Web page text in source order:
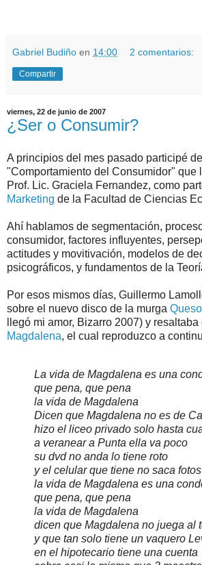
Gabriel Budiño en 14:00 2 comentarios:
Compartir
viernes, 22 de junio de 2007
¿Ser o Consumir?
A principios del mes pasado participé
"Comportamiento del Consumidor" que
Prof. Lic. Graciela Fernandez, como
Marketing de la Facultad de Ciencias
Ahí hablamos de segmentación,
consumidor, factores influyentes,
actitudes y movitivación, modelos de
psicográficos, y fundamentos de la
Por esos mismos días, Guillermo
sobre el nuevo disco de la murga
llegó mi amor, Bizarro 2007) y
Magdalena, el cual reproduzco a
La vida de Magdalena es una
que pena, que pena
la vida de Magdalena
Dicen que Magdalena no es de
hizo el liceo privado solo hasta
a veranear a Punta ella va poco
su dvd no anda lo tiene roto
y el celular que tiene no saca fotos
la vida de Magdalena es una
que pena, que pena
la vida de Magdalena
dicen que Magdalena no juega al
y que tan solo tiene un vaquero
en el hipotecario tiene una cuenta